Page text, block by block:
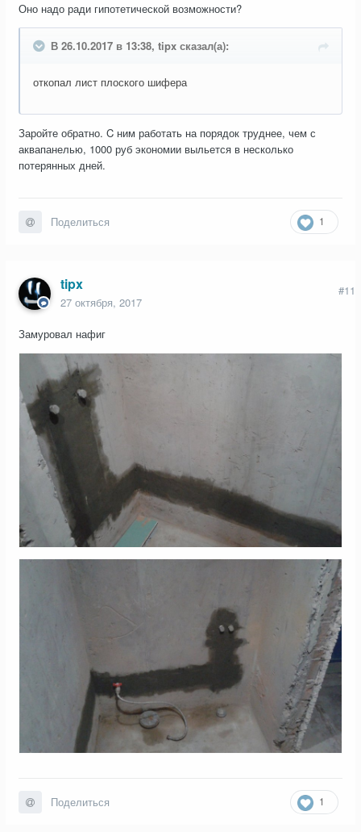
Оно надо ради гипотетической возможности?
В 26.10.2017 в 13:38, tipx сказал(а):
откопал лист плоского шифера
Заройте обратно. C ним работать на порядок труднее, чем с
аквапанелью, 1000 руб экономии выльется в несколько
потерянных дней.
1
Поделиться
tipx
27 октября, 2017
#11
Замуровал нафиг
1
Поделиться